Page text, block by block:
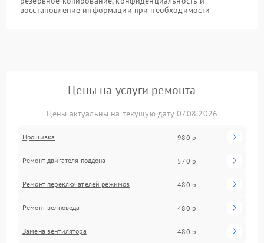
восстановление информации при необходимости
Цены на услуги ремонта
Цены актуальны на текущую дату 07.08.2026
Прошивка 980 р
Ремонт двигателя поддона 570 р
Ремонт переключателей режимов 480 р
Ремонт волновода 480 р
Замена вентилятора 480 р